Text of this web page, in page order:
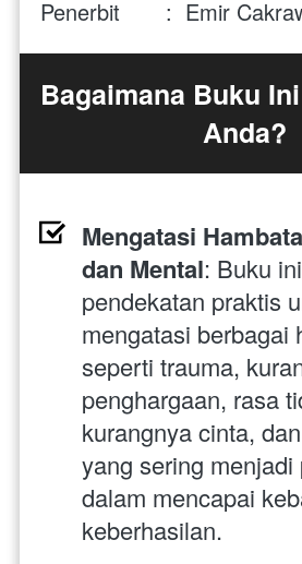
Penerbit       :  Emir
Bagaimana Buku
Anda?
Mengatasi
dan Mental: Buku
pendekatan praktis
mengatasi berbagai
seperti trauma,
penghargaan, rasa
kurangnya cinta,
yang sering menjadi
dalam mencapai
keberhasilan.